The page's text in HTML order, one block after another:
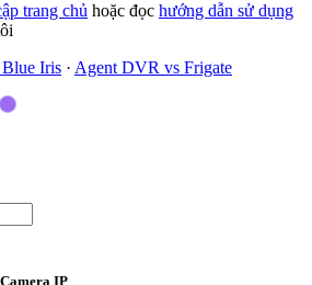
trang chủ hoặc đọc hướng dẫn sử dụng
Iris · Agent DVR vs Frigate
IP